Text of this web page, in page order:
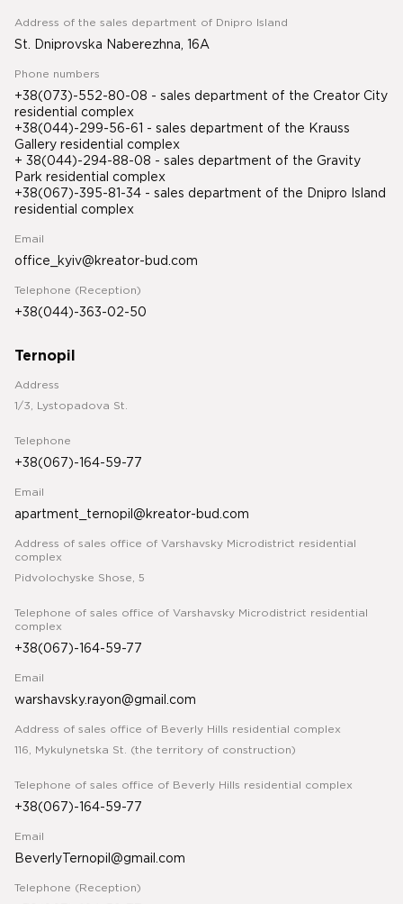
Address of the sales department of Dnipro Island
St. Dniprovska Naberezhna, 16A
Phone numbers
+38(073)-552-80-08 - sales department of the Creator City
residential complex
+38(044)-299-56-61 - sales department of the Krauss
Gallery residential complex
+ 38(044)-294-88-08 - sales department of the Gravity
Park residential complex
+38(067)-395-81-34 - sales department of the Dnipro Island
residential complex
Email
office_kyiv@kreator-bud.com
Telephone (Reception)
+38(044)-363-02-50
Ternopil
Address
1/3, Lystopadova St.
Telephone
+38(067)-164-59-77
Email
apartment_ternopil@kreator-bud.com
Address of sales office of Varshavsky Microdistrict residential
complex
Pidvolochyske Shose, 5
Telephone of sales office of Varshavsky Microdistrict residential
complex
+38(067)-164-59-77
Email
warshavsky.rayon@gmail.com
Address of sales office of Beverly Hills residential complex
116, Mykulynetska St. (the territory of construction)
Telephone of sales office of Beverly Hills residential complex
+38(067)-164-59-77
Email
BeverlyTernopil@gmail.com
Telephone (Reception)